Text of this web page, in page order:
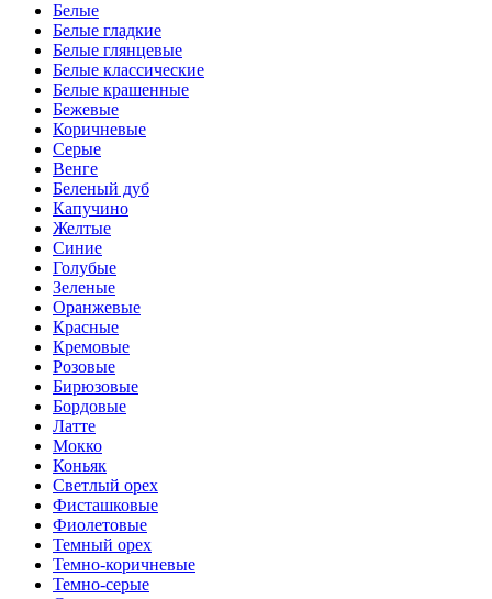
Белые
Белые гладкие
Белые глянцевые
Белые классические
Белые крашенные
Бежевые
Коричневые
Серые
Венге
Беленый дуб
Капучино
Желтые
Синие
Голубые
Зеленые
Оранжевые
Красные
Кремовые
Розовые
Бирюзовые
Бордовые
Латте
Мокко
Коньяк
Светлый орех
Фисташковые
Фиолетовые
Темный орех
Темно-коричневые
Темно-серые